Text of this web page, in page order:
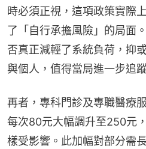
時必須正視，這項政策實際
了「自行承擔風險」的局面
否真正減輕了系統負荷，抑
與個人，值得當局進一步追
再者，專科門診及專職醫療
每次80元大幅調升至250元
樣受影響。此加幅對部分需